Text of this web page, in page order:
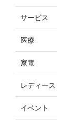
サービス
医療
家電
レディース
イベント